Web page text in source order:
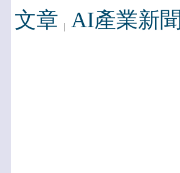
文章 AI產業新聞